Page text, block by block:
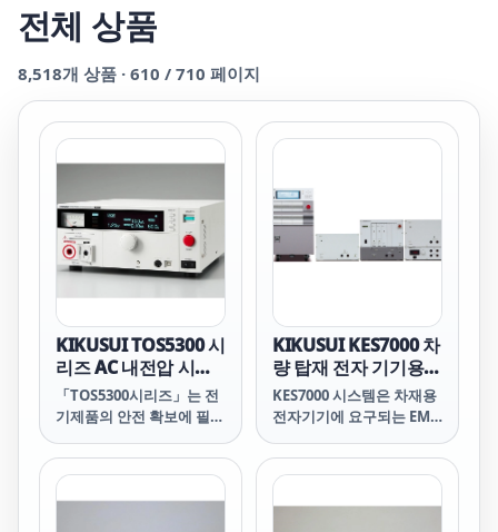
전체 상품
8,518개 상품 · 610 / 710 페이지
KIKUSUI TOS5300 시
리즈 AC 내전압 시험
기
「TOS5300시리즈」는 전
기제품의 안전 확보에 필요
중에서 내전압 시험, 절연
저항 시험을 하기 위한 시
험기입니다. 출력은
KIKUSUI KES7000 차
량 탑재 전자 기기용
EMC 시험 시스템
KES7000 시스템은 차재용
전자기기에 요구되는 EMC
ISO7637에 대응한 전도성
이뮤니티시험 시스템입니
다.이 시스템은 과도 서지